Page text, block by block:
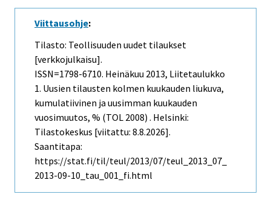
Viittausohje:
Tilasto: Teollisuuden uudet tilaukset
[verkkojulkaisu].
ISSN=1798-6710. Heinäkuu 2013, Liitetaulukko
1. Uusien tilausten kolmen kuukauden liukuva,
kumulatiivinen ja uusimman kuukauden
vuosimuutos, % (TOL 2008) . Helsinki:
Tilastokeskus [viitattu: 8.8.2026].
Saantitapa:
https://stat.fi/til/teul/2013/07/teul_2013_07_
2013-09-10_tau_001_fi.html